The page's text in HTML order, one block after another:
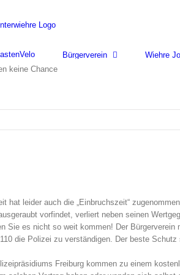
Bürgerverein Wiehre
keine Chance
hat leider auch die „Einbruchszeit“
vorfindet, verliert neben seinen
Sie es nicht so weit kommen! Der
die Polizei zu verständigen. Der beste
Freiburg kommen zu einem